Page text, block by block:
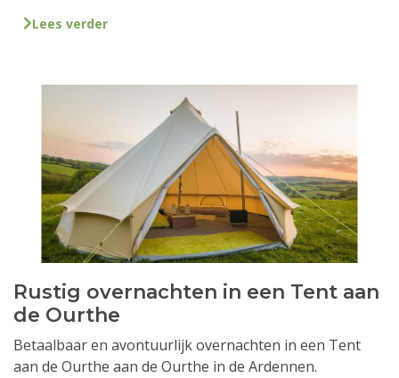
Lees verder
Rustig overnachten in een Tent aan
de Ourthe
Betaalbaar en avontuurlijk overnachten in een Tent
aan de Ourthe aan de Ourthe in de Ardennen.